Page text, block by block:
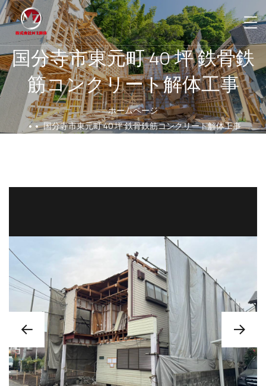
国分寺市東元町 40 坪 ⁠鉄骨鉄
筋コンクリート解体工事
ホームページ
国分寺市東元町 40 坪 ⁠鉄骨鉄筋コンクリート解体工事